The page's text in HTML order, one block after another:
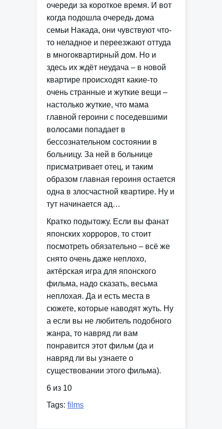
очереди за короткое время. И вот
когда подошла очередь дома
семьи Накада, они чувствуют что-
то неладное и переезжают оттуда
в многоквартирный дом. Но и
здесь их ждёт неудача – в новой
квартире происходят какие-то
очень странные и жуткие вещи –
настолько жуткие, что мама
главной героини с поседевшими
волосами попадает в
бессознательном состоянии в
больницу. За ней в больнице
присматривает отец, и таким
образом главная героиня остается
одна в злосчастной квартире. Ну и
тут начинается ад…
Кратко подытожу. Если вы фанат
японских хорроров, то стоит
посмотреть обязательно – всё же
снято очень даже неплохо,
актёрская игра для японского
фильма, надо сказать, весьма
неплохая. Да и есть места в
сюжете, которые наводят жуть. Ну
а если вы не любитель подобного
жанра, то навряд ли вам
понравится этот фильм (да и
навряд ли вы узнаете о
существовании этого фильма).
6 из 10
Tags: films